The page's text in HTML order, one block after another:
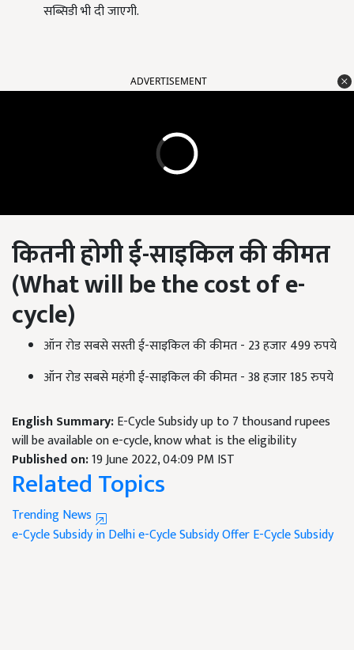
सब्सिडी भी दी जाएगी.
ADVERTISEMENT
कितनी होगी ई-साइकिल की कीमत
(What will be the cost of e-
cycle)
ऑन रोड सबसे सस्ती ई-साइकिल की कीमत - 23 हजार 499 रुपये
ऑन रोड सबसे महंगी ई-साइकिल की कीमत - 38 हजार 185 रुपये
English Summary:E-Cycle Subsidy up to 7 thousand rupees
will be available on e-cycle, know what is the eligibility
Published on:19 June 2022, 04:09 PM IST
Related Topics
Trending News
e-Cycle Subsidy in Delhie-Cycle Subsidy OfferE-Cycle Subsidy